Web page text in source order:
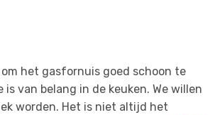
het gasfornuis goed schoon te
is van belang in de keuken. We willen
worden. Het is niet altijd het